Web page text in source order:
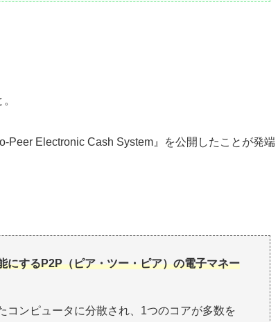
Peer Electronic Cash System』を公開したことが発端
にするP2P（ピア・ツー・ピア）の電子マネー
コンピュータに分散され、1つのコアが多数を